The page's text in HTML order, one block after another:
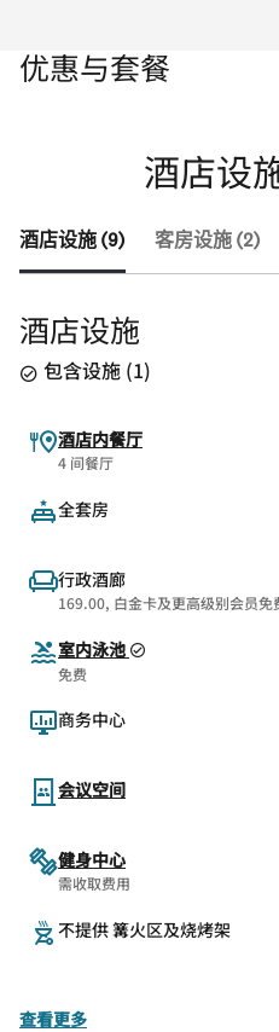
优惠与套餐
酒店设
酒店设施 (9) 客房设施 (2)
酒店设施
包含设施 (1)
酒店内餐厅
4 间餐厅
全套房
行政酒廊
169.00, 白金卡及更高级别会员免
室内泳池
免费
商务中心
会议空间
健身中心
需收取费用
不提供 篝火区及烧烤架
查看更多